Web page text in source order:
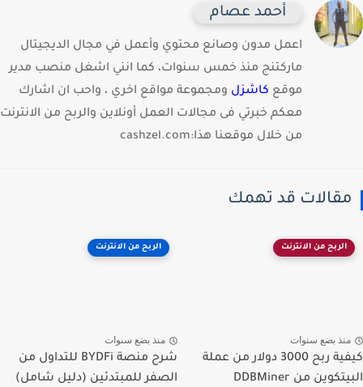
أحمد عصام
اعمل مدون وصانع محتوي وأعمل في مجال الديجيتال
ماركتنج منذ خمس سنوات، كما انني اشغل منصب مدير
موقعكاشزلومجموعة مواقع اخري ، واحب ان اشارك
معكم خبرتي فى مجالات العمل أونلاين والربح من الانترنت
من خلال موقعنا هذا:cashzel.com
قد تهمك
الربح من الانترنت
بضع سنوات
كيفية ربح 3000 دولار من عملة
البيتكوين من DDBMiner
الربح من الانترنت
منذ بضع سنوات
شرح منصة BYDFi للتداول من
الصفر للمبتدئين (دليل شامل)